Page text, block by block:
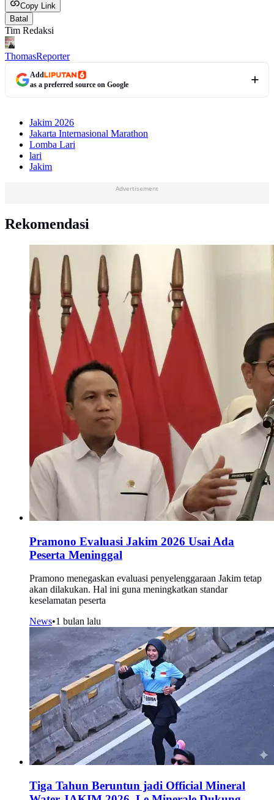
Copy Link
Batal
Tim Redaksi
ThomasReporter
Add
as a preferred source on Google
Jakim 2026
Jakarta Internasional Marathon
Lomba Lari
lari
Jakim
Advertisement
Rekomendasi
Pramono Evaluasi Jakim 2026 Usai Ada
Peserta Meninggal
Pramono menegaskan evaluasi penyelenggaraan Jakim tetap
akan dilakukan. Hal ini guna meningkatkan standar
keselamatan peserta
News•1 bulan lalu
Tiga Tahun Beruntun jadi Official Mineral